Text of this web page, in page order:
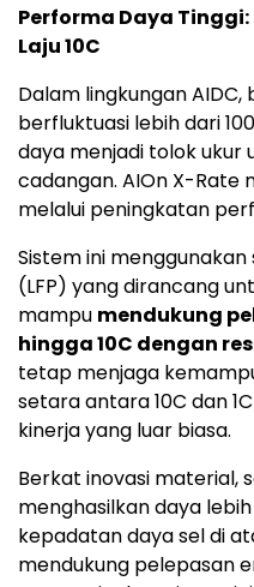
Performa Daya
Laju 10C
Dalam lingkungan
berfluktuasi lebih dari
daya menjadi tolok ukur
cadangan. AIOn X-Rate
melalui peningkatan
Sistem ini menggunakan
(LFP) yang dirancang
mampu mendukung
hingga 10C dengan
tetap menjaga
setara antara 10C dan
kinerja yang luar biasa.
Berkat inovasi material,
menghasilkan daya
kepadatan daya sel di
mendukung pelepasan